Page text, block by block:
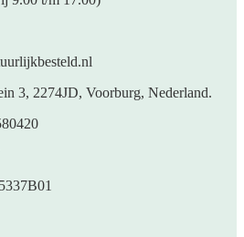
3, 2274JD, Voorburg, Nederland.